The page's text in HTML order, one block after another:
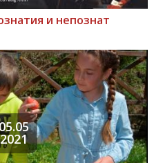
и непознат
2021